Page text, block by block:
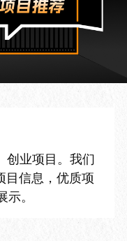
创业项目。我们
目信息，优质项
。